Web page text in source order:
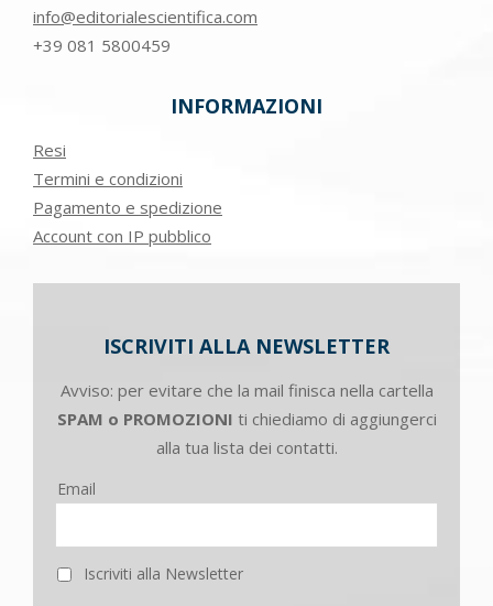
info@editorialescientifica.com
+39 081 5800459
INFORMAZIONI
Resi
Termini e condizioni
Pagamento e spedizione
Account con IP pubblico
ISCRIVITI ALLA NEWSLETTER
Avviso: per evitare che la mail finisca nella cartella
SPAM o PROMOZIONI ti chiediamo di aggiungerci
alla tua lista dei contatti.
Email
Iscriviti alla Newsletter